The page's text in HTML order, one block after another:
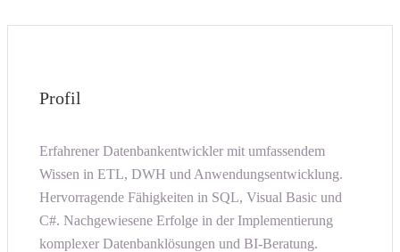
Profil
Erfahrener Datenbankentwickler mit umfassendem
Wissen in ETL, DWH und Anwendungsentwicklung.
Hervorragende Fähigkeiten in SQL, Visual Basic und
C#. Nachgewiesene Erfolge in der Implementierung
komplexer Datenbanklösungen und BI-Beratung.